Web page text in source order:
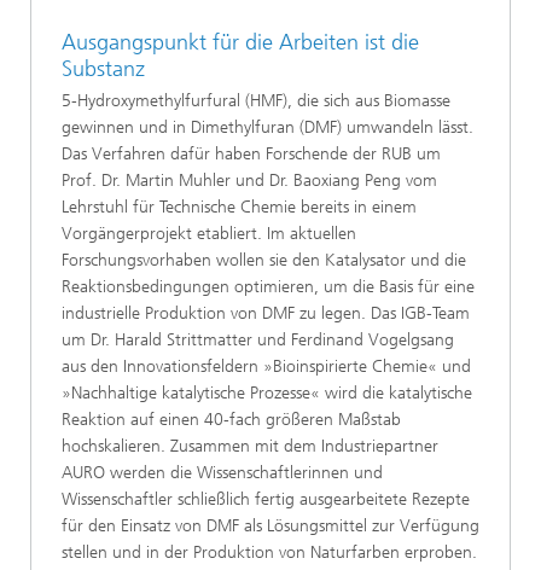
Ausgangspunkt für die Arbeiten ist die
Substanz
5-Hydroxymethylfurfural (HMF), die sich aus Biomasse
gewinnen und in Dimethylfuran (DMF) umwandeln lässt.
Das Verfahren dafür haben Forschende der RUB um
Prof. Dr. Martin Muhler und Dr. Baoxiang Peng vom
Lehrstuhl für Technische Chemie bereits in einem
Vorgängerprojekt etabliert. Im aktuellen
Forschungsvorhaben wollen sie den Katalysator und die
Reaktionsbedingungen optimieren, um die Basis für eine
industrielle Produktion von DMF zu legen. Das IGB-Team
um Dr. Harald Strittmatter und Ferdinand Vogelgsang
aus den Innovationsfeldern »Bioinspirierte Chemie« und
»Nachhaltige katalytische Prozesse« wird die katalytische
Reaktion auf einen 40-fach größeren Maßstab
hochskalieren. Zusammen mit dem Industriepartner
AURO werden die Wissenschaftlerinnen und
Wissenschaftler schließlich fertig ausgearbeitete Rezepte
für den Einsatz von DMF als Lösungsmittel zur Verfügung
stellen und in der Produktion von Naturfarben erproben.